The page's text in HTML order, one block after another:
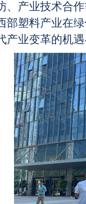
、产业技术合
部塑料产业在
产业变革的机